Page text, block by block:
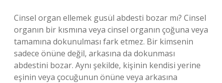
Cinsel organ ellemek gusül abdesti bozar mı? Cinsel
organın bir kısmına veya cinsel organın çoğuna veya
tamamına dokunulması fark etmez. Bir kimsenin
sadece önüne değil, arkasına da dokunması
abdestini bozar. Aynı şekilde, kişinin kendisi yerine
eşinin veya çocuğunun önüne veya arkasına